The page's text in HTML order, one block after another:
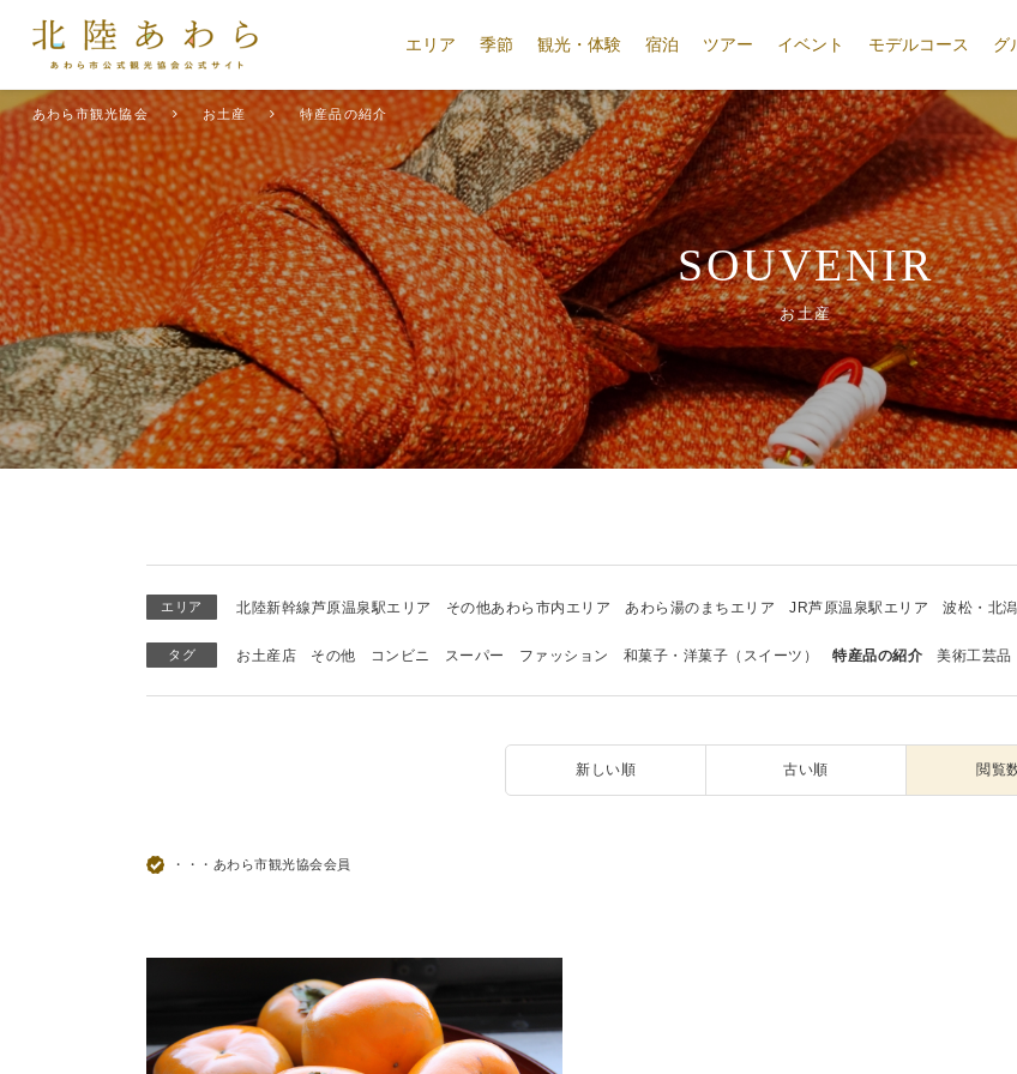
エリア 季節 観光・体験 宿泊 ツアー イベント モデルコース グ
あわら市観光協会 お土産 特産品の紹介
SOUVENIR
お土産
エリア 北陸新幹線芦原温泉駅エリア その他あわら市内エリア あわら湯のまちエリア JR芦原温泉駅エリア 波松・北
タグ お土産店 その他 コンビニ スーパー ファッション 和菓子・洋菓子（スイーツ） 特産品の紹介 美術工芸品
新しい順 古い順 閲覧
・・・あわら市観光協会会員